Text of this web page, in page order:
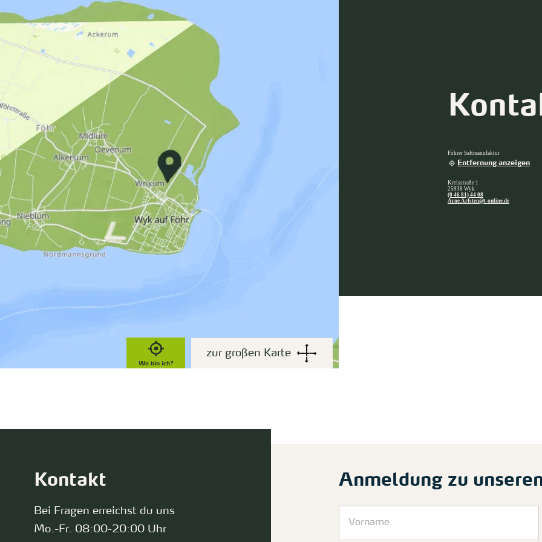
Wo bin ich?
zur großen Karte
Föhrer Saftmanufaktur
Entfernung anzeigen
Kreisstraße 1
25938 Wyk
(0 46 81) 44 08
Arne.Arfsten@t-online.de
Anmeldung zu
Kontakt
Bei Fragen erreichst du uns
Mo.-Fr. 08:00-20:00 Uhr